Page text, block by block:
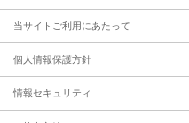
当サイトご利用にあたって
個人情報保護方針
情報セキュリティ